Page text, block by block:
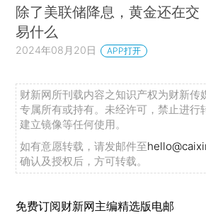
除了美联储降息，黄金还在交
易什么
2024年08月20日 APP打开
财新网所刊载内容之知识产权为财新传
专属所有或持有。未经许可，禁止进行
建立镜像等任何使用。
如有意愿转载，请发邮件至
确认及授权后，方可转载。
免费订阅财新网主编精选版电邮